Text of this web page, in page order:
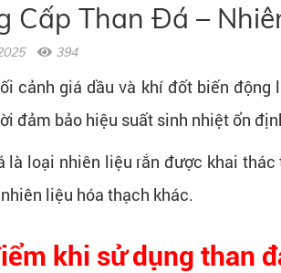
Cấp Than Đá –
394
cảnh giá dầu và khí đốt biến
đảm bảo hiệu suất sinh nhiệt ổn
là loại nhiên liệu rắn được khai
liệu hóa thạch khác.
khi sử dụng than